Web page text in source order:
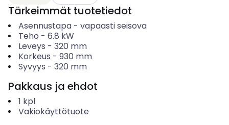
Tärkeimmät tuotetiedot
Asennustapa- vapaasti seisova
Teho - 6.8 kW
Leveys - 320 mm
Korkeus - 930 mm
Syvyys - 320 mm
Pakkaus ja ehdot
1 kpl
Vakiokäyttötuote